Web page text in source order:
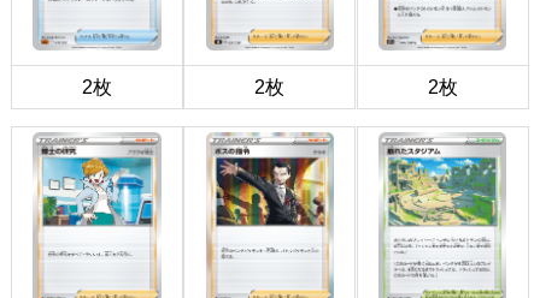
2枚 2枚 2枚